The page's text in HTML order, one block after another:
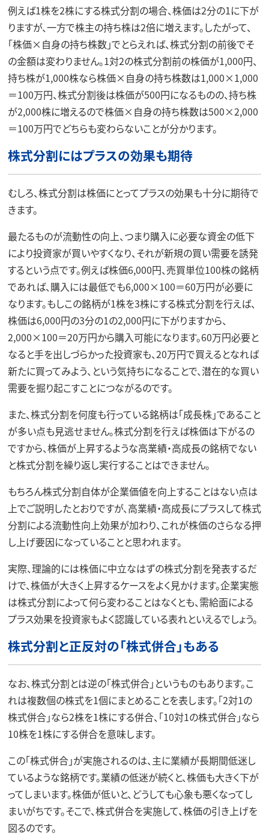
例えば1株を2株にする株式分割の場合、株価は2分の1に下が
りますが、一方で株主の持ち株は2倍に増えます。したがって、
「株価×自身の持ち株数」でとらえれば、株式分割の前後でそ
の金額は変わりません。1対2の株式分割前の株価が1,000円、
持ち株が1,000株なら株価×自身の持ち株数は1,000×1,000
＝100万円、株式分割後は株価が500円になるものの、持ち株
が2,000株に増えるので株価×自身の持ち株数は500×2,000
＝100万円でどちらも変わらないことが分かります。
株式分割にはプラスの効果も期待
むしろ、株式分割は株価にとってプラスの効果も十分に期待で
きます。
最たるものが流動性の向上、つまり購入に必要な資金の低下
により投資家が買いやすくなり、それが新規の買い需要を誘発
するという点です。例えば株価6,000円、売買単位100株の銘柄
であれば、購入には最低でも6,000×100＝60万円が必要に
なります。もしこの銘柄が1株を3株にする株式分割を行えば、
株価は6,000円の3分の1の2,000円に下がりますから、
2,000×100＝20万円から購入可能になります。60万円必要と
なると手を出しづらかった投資家も、20万円で買えるとなれば
新たに買ってみよう、という気持ちになることで、潜在的な買い
需要を掘り起こすことにつながるのです。
また、株式分割を何度も行っている銘柄は「成長株」であること
が多い点も見逃せません。株式分割を行えば株価は下がるの
ですから、株価が上昇するような高業績・高成長の銘柄でない
と株式分割を繰り返し実行することはできません。
もちろん株式分割自体が企業価値を向上することはない点は
上でご説明したとおりですが、高業績・高成長にプラスして株式
分割による流動性向上効果が加わり、これが株価のさらなる押
し上げ要因になっていることと思われます。
実際、理論的には株価に中立なはずの株式分割を発表するだ
けで、株価が大きく上昇するケースをよく見かけます。企業実態
は株式分割によって何ら変わることはなくとも、需給面による
プラス効果を投資家もよく認識している表れといえるでしょう。
株式分割と正反対の「株式併合」もある
なお、株式分割とは逆の「株式併合」というものもあります。こ
れは複数個の株式を1個にまとめることを表します。「2対1の
株式併合」なら2株を1株にする併合、「10対1の株式併合」なら
10株を1株にする併合を意味します。
この「株式併合」が実施されるのは、主に業績が長期間低迷し
ているような銘柄です。業績の低迷が続くと、株価も大きく下が
ってしまいます。株価が低いと、どうしても心象も悪くなってし
まいがちです。そこで、株式併合を実施して、株価の引き上げを
図るのです。